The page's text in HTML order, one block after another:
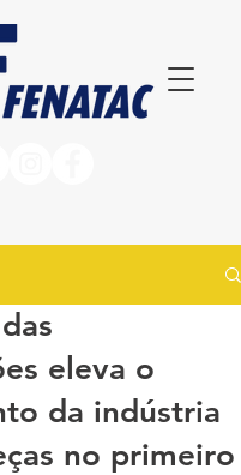
eleva o
da indústria
no primeiro